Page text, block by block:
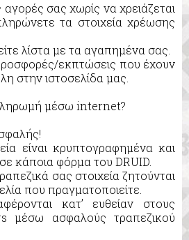
αγορές σας χωρίς να χρειάζεται
τα στοιχεία χρέωσης
λίστα με τα αγαπημένα σας.
εκπτώσεις που έχουν
στην ιστοσελίδα μας.
μέσω internet?
είναι κρυπτογραφημένα και
κάποια φόρμα του DRUID.
σας στοιχεία ζητούνται
που πραγματοποιείτε.
κατ’ ευθείαν στους
μέσω ασφαλούς τραπεζικού